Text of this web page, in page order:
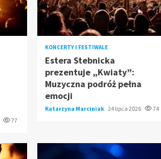
77
KONCERTY I FESTIWALE
Estera Stebnicka
prezentuje „Kwiaty”:
Muzyczna podróż pełna
emocji
Katarzyna Marciniak 24 lipca 2026 74